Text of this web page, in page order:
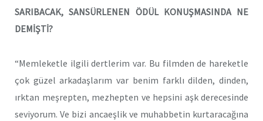
SARIBACAK, SANSÜRLENEN ÖDÜL KONUŞMASINDA NE
DEMİŞTİ?
“Memleketle ilgili dertlerim var. Bu filmden de hareketle
çok güzel arkadaşlarım var benim farklı dilden, dinden,
ırktan meşrepten, mezhepten ve hepsini aşk derecesinde
seviyorum. Ve bizi ancaeşlik ve muhabbetin kurtaracağına